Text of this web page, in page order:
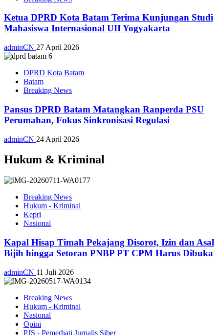
Ketua DPRD Kota Batam Terima Kunjungan Studi
Mahasiswa Internasional UII Yogyakarta
adminCN 27 April 2026
DPRD Kota Batam
Batam
Breaking News
Pansus DPRD Batam Matangkan Ranperda PSU
Perumahan, Fokus Sinkronisasi Regulasi
adminCN 24 April 2026
Hukum & Kriminal
Breaking News
Hukum - Kriminal
Kepri
Nasional
Kapal Hisap Timah Pekajang Disorot, Izin dan Asal
Bijih hingga Setoran PNBP PT CPM Harus Dibuka
adminCN 11 Juli 2026
Breaking News
Hukum - Kriminal
Nasional
Opini
PJS - Pemerhati Jurnalis Siber